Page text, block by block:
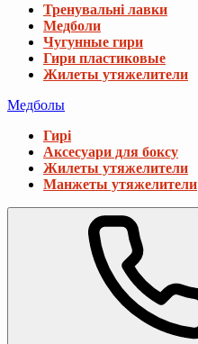
Тренувальні лавки
Медболи
Чугунные гири
Гири пластиковые
Жилеты утяжелители
Медболы
Гирі
Аксесуари для боксу
Жилеты утяжелители
Манжеты утяжелители